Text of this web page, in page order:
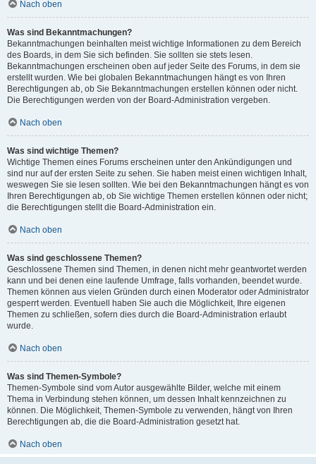
Nach oben
Was sind Bekanntmachungen?
Bekanntmachungen beinhalten meist wichtige Informationen zu dem Bereich
des Boards, in dem Sie sich befinden. Sie sollten sie stets lesen.
Bekanntmachungen erscheinen oben auf jeder Seite des Forums, in dem sie
erstellt wurden. Wie bei globalen Bekanntmachungen hängt es von Ihren
Berechtigungen ab, ob Sie Bekanntmachungen erstellen können oder nicht.
Die Berechtigungen werden von der Board-Administration vergeben.
Nach oben
Was sind wichtige Themen?
Wichtige Themen eines Forums erscheinen unter den Ankündigungen und
sind nur auf der ersten Seite zu sehen. Sie haben meist einen wichtigen Inhalt,
weswegen Sie sie lesen sollten. Wie bei den Bekanntmachungen hängt es von
Ihren Berechtigungen ab, ob Sie wichtige Themen erstellen können oder nicht;
die Berechtigungen stellt die Board-Administration ein.
Nach oben
Was sind geschlossene Themen?
Geschlossene Themen sind Themen, in denen nicht mehr geantwortet werden
kann und bei denen eine laufende Umfrage, falls vorhanden, beendet wurde.
Themen können aus vielen Gründen durch einen Moderator oder Administrator
gesperrt werden. Eventuell haben Sie auch die Möglichkeit, Ihre eigenen
Themen zu schließen, sofern dies durch die Board-Administration erlaubt
wurde.
Nach oben
Was sind Themen-Symbole?
Themen-Symbole sind vom Autor ausgewählte Bilder, welche mit einem
Thema in Verbindung stehen können, um dessen Inhalt kennzeichnen zu
können. Die Möglichkeit, Themen-Symbole zu verwenden, hängt von Ihren
Berechtigungen ab, die die Board-Administration gesetzt hat.
Nach oben